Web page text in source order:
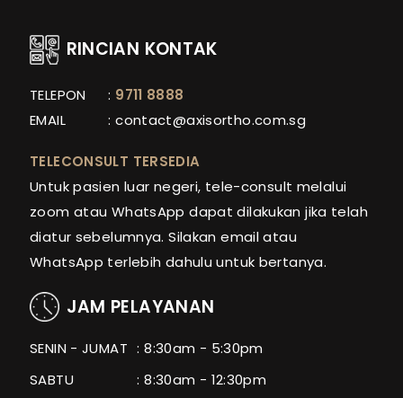
RINCIAN KONTAK
TELEPON : 9711 8888
EMAIL
:contact@axisortho.com.sg
TELECONSULT TERSEDIA
Untuk pasien luar negeri, tele-consult melalui
zoom atau WhatsApp dapat dilakukan jika telah
diatur sebelumnya. Silakan email atau
WhatsApp terlebih dahulu untuk bertanya.
JAM PELAYANAN
SENIN - JUMAT : 8:30am - 5:30pm
SABTU
: 8:30am - 12:30pm